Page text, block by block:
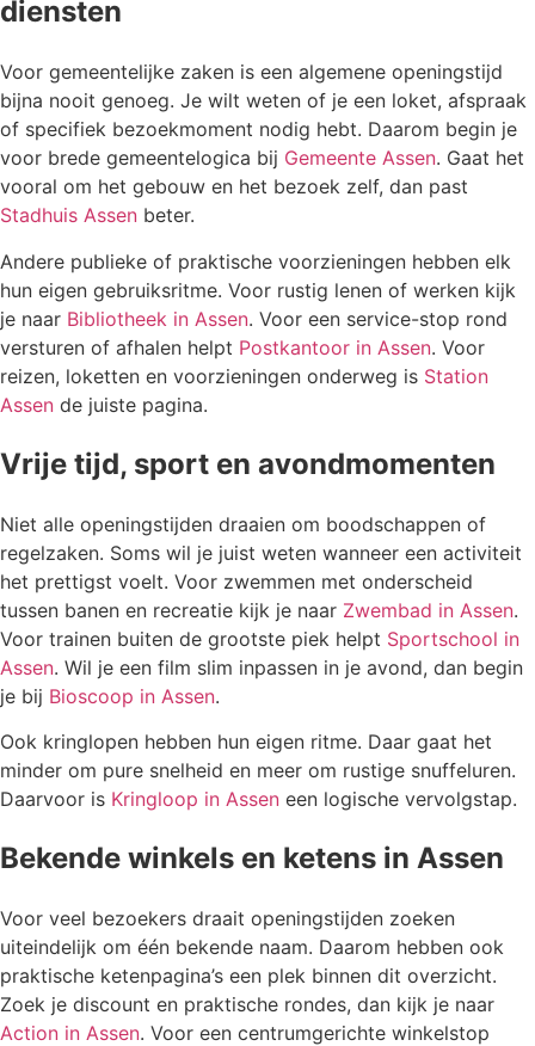
diensten
Voor gemeentelijke zaken is een algemene openingstijd
bijna nooit genoeg. Je wilt weten of je een loket, afspraak
of specifiek bezoekmoment nodig hebt. Daarom begin je
voor brede gemeentelogica bij Gemeente Assen. Gaat het
vooral om het gebouw en het bezoek zelf, dan past
Stadhuis Assen beter.
Andere publieke of praktische voorzieningen hebben elk
hun eigen gebruiksritme. Voor rustig lenen of werken kijk
je naar Bibliotheek in Assen. Voor een service-stop rond
versturen of afhalen helpt Postkantoor in Assen. Voor
reizen, loketten en voorzieningen onderweg is Station
Assen de juiste pagina.
Vrije tijd, sport en avondmomenten
Niet alle openingstijden draaien om boodschappen of
regelzaken. Soms wil je juist weten wanneer een activiteit
het prettigst voelt. Voor zwemmen met onderscheid
tussen banen en recreatie kijk je naar Zwembad in Assen.
Voor trainen buiten de grootste piek helpt Sportschool in
Assen. Wil je een film slim inpassen in je avond, dan begin
je bij Bioscoop in Assen.
Ook kringlopen hebben hun eigen ritme. Daar gaat het
minder om pure snelheid en meer om rustige snuffeluren.
Daarvoor is Kringloop in Assen een logische vervolgstap.
Bekende winkels en ketens in Assen
Voor veel bezoekers draait openingstijden zoeken
uiteindelijk om één bekende naam. Daarom hebben ook
praktische ketenpagina’s een plek binnen dit overzicht.
Zoek je discount en praktische rondes, dan kijk je naar
Action in Assen. Voor een centrumgerichte winkelstop